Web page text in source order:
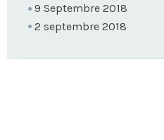
9 Septembre 2018
2 septembre 2018